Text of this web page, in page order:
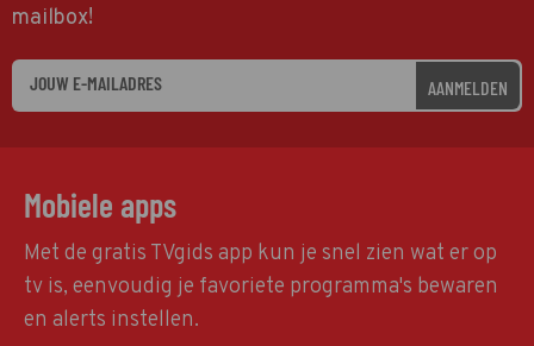
mailbox!
AANMELDEN
Mobiele apps
Met de gratis TVgids app kun je snel zien wat er op
tv is, eenvoudig je favoriete programma's bewaren
en alerts instellen.